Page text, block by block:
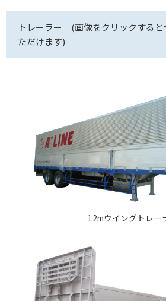
トレーラー (画像をクリックすると
ただけます)
12mウイングトレー